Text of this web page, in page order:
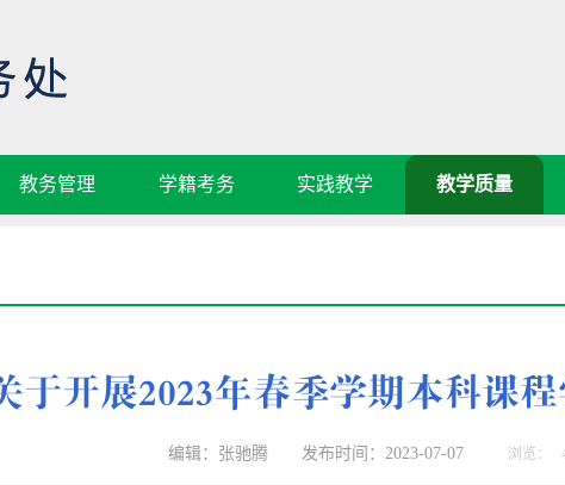
教务管理 学籍考务 实践教学 教学质量
于开展2023年春季学期本科课
编辑：张驰腾 发布时间：2023-07-07 浏览：